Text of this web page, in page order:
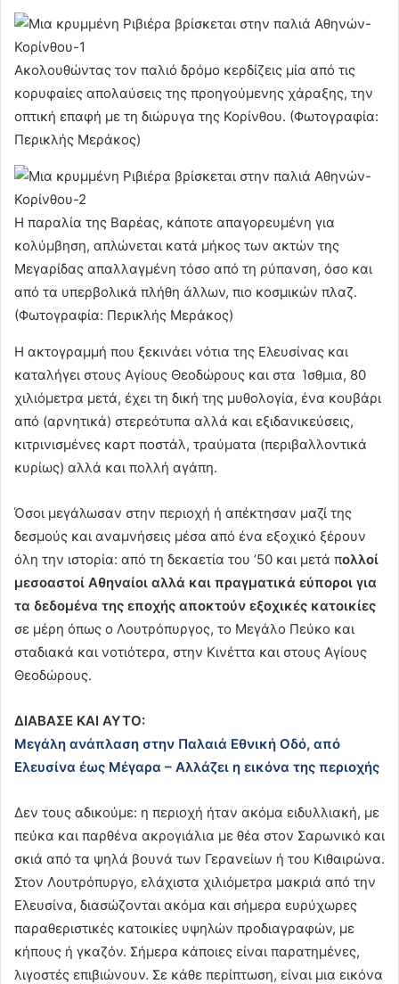
Ακολουθώντας τον παλιό δρόμο κερδίζεις μία από τις
κορυφαίες απολαύσεις της προηγούμενης χάραξης, την
οπτική επαφή με τη διώρυγα της Κορίνθου. (Φωτογραφία:
Περικλής Μεράκος)
Η παραλία της Βαρέας, κάποτε απαγορευμένη για
κολύμβηση, απλώνεται κατά μήκος των ακτών της
Μεγαρίδας απαλλαγμένη τόσο από τη ρύπανση, όσο και
από τα υπερβολικά πλήθη άλλων, πιο κοσμικών πλαζ.
(Φωτογραφία: Περικλής Μεράκος)
Η ακτογραμμή που ξεκινάει νότια της Ελευσίνας και
καταλήγει στους Αγίους Θεοδώρους και στα Ίσθμια, 80
χιλιόμετρα μετά, έχει τη δική της μυθολογία, ένα κουβάρι
από (αρνητικά) στερεότυπα αλλά και εξιδανικεύσεις,
κιτρινισμένες καρτ ποστάλ, τραύματα (περιβαλλοντικά
κυρίως) αλλά και πολλή αγάπη.
Όσοι μεγάλωσαν στην περιοχή ή απέκτησαν μαζί της
δεσμούς και αναμνήσεις μέσα από ένα εξοχικό ξέρουν
όλη την ιστορία: από τη δεκαετία του ’50 και μετά πολλοί
μεσοαστοί Αθηναίοι αλλά και πραγματικά εύποροι για
τα δεδομένα της εποχής αποκτούν εξοχικές κατοικίες
σε μέρη όπως ο Λουτρόπυργος, το Μεγάλο Πεύκο και
σταδιακά και νοτιότερα, στην Κινέττα και στους Αγίους
Θεοδώρους.
ΔΙΑΒΑΣΕ ΚΑΙ ΑΥΤΟ:
Μεγάλη ανάπλαση στην Παλαιά Εθνική Οδό, από
Ελευσίνα έως Μέγαρα – Αλλάζει η εικόνα της περιοχής
Δεν τους αδικούμε: η περιοχή ήταν ακόμα ειδυλλιακή, με
πεύκα και παρθένα ακρογιάλια με θέα στον Σαρωνικό και
σκιά από τα ψηλά βουνά των Γερανείων ή του Κιθαιρώνα.
Στον Λουτρόπυργο, ελάχιστα χιλιόμετρα μακριά από την
Ελευσίνα, διασώζονται ακόμα και σήμερα ευρύχωρες
παραθεριστικές κατοικίες υψηλών προδιαγραφών, με
κήπους ή γκαζόν. Σήμερα κάποιες είναι παρατημένες,
λιγοστές επιβιώνουν. Σε κάθε περίπτωση, είναι μια εικόνα